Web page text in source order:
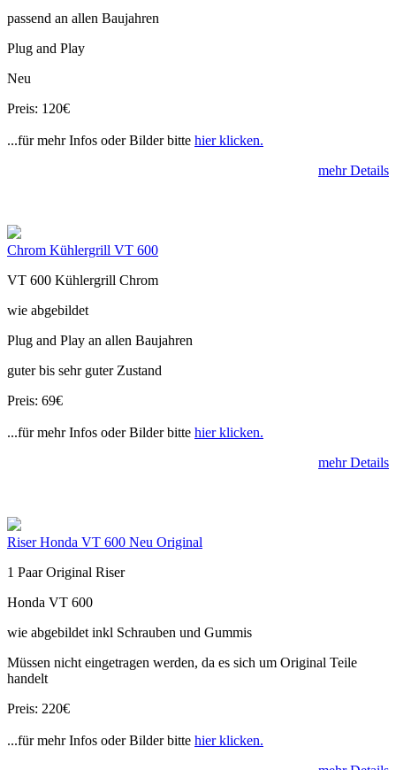
passend an allen Baujahren
Plug and Play
Neu
Preis: 120€
...für mehr Infos oder Bilder bitte hier klicken.
mehr Details
Chrom Kühlergrill VT 600
VT 600 Kühlergrill Chrom
wie abgebildet
Plug and Play an allen Baujahren
guter bis sehr guter Zustand
Preis: 69€
...für mehr Infos oder Bilder bitte hier klicken.
mehr Details
Riser Honda VT 600 Neu Original
1 Paar Original Riser
Honda VT 600
wie abgebildet inkl Schrauben und Gummis
Müssen nicht eingetragen werden, da es sich um Original Teile
handelt
Preis: 220€
...für mehr Infos oder Bilder bitte hier klicken.